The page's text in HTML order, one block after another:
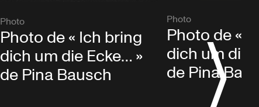
Photo
Photo de « Ich bring
dich um die Ecke… »
de Pina Bausch
Photo
Photo de «
dich um die
de Pina